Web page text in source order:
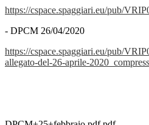
https://cspace.spaggiari.eu/pub/
- DPCM 26/04/2020
https://cspace.spaggiari.eu/pub/
allegato-del-26-aprile-